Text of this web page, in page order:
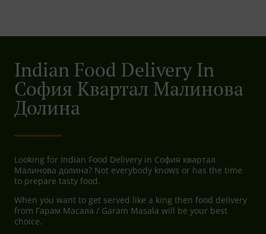
Indian Food Delivery In
София Квартал Малинова
Долина
Looking for Indian Food Delivery in София квартал
Малинова долина? Not everybody knows or has the time
to prepare tasty food.
When you want to get served like a king then food delivery
from Гарам Масала / Garam Masala will be your best
choice.